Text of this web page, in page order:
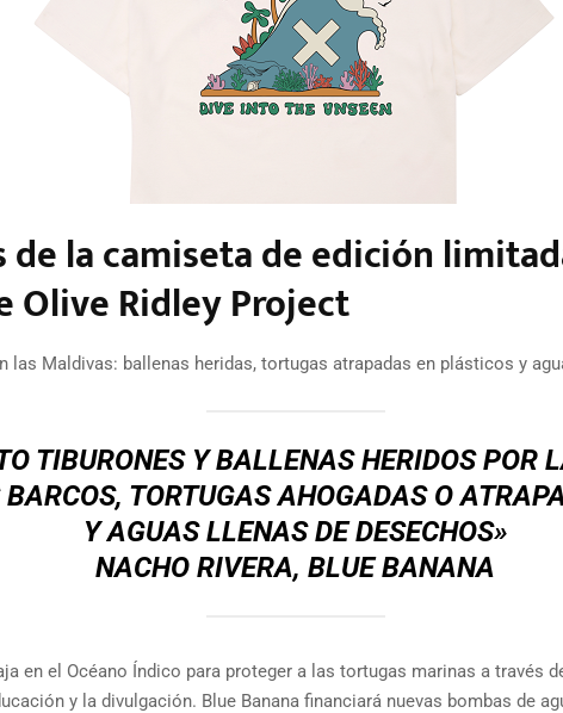
de la camiseta de edición
Olive Ridley Project
las Maldivas: ballenas heridas, tortugas atrapadas en plásticos y
TIBURONES Y BALLENAS HERIDOS POR
BARCOS, TORTUGAS AHOGADAS O
Y AGUAS LLENAS DE DESECHOS»
NACHO RIVERA, BLUE BANANA
en el Océano Índico para proteger a las tortugas marinas a través
y la divulgación. Blue Banana financiará nuevas bombas de